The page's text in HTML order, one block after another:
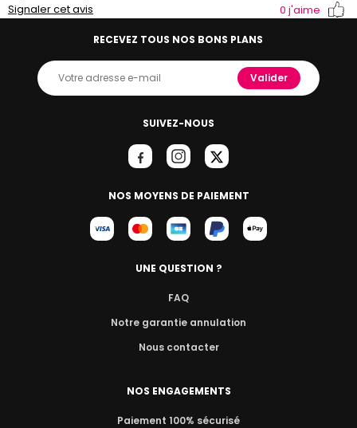
Signaler cet avis 0 j'aime
SUIVEZ-NOUS
NOS MOYENS DE PAIEMENT
RECEVEZ TOUS NOS BONS PLANS
Valider
UNE QUESTION ?
FAQ
Notre garantie annulation
Nous contacter
NOS ENGAGEMENTS
Paiement 100% sécurisé